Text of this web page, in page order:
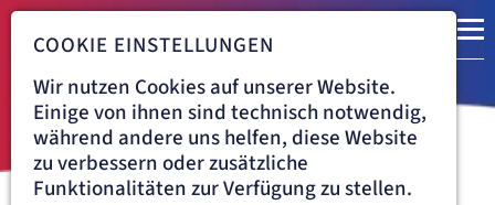
COOKIE EINSTELLUNGEN
Wir nutzen Cookies auf unserer Website.
Einige von ihnen sind technisch notwendig,
während andere uns helfen, diese Website
zu verbessern oder zusätzliche
Funktionalitäten zur Verfügung zu stellen.